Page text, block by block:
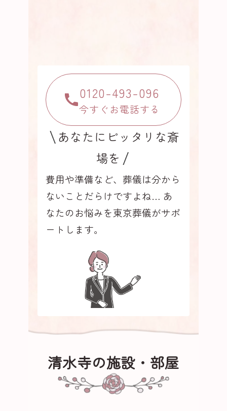
あなたにピッタリな斎
場を
費用や準備など、葬儀は分から
ないことだらけですよね… あ
なたのお悩みを東京葬儀がサポ
ートします。
0120-493-096
今すぐお電話する
清水寺の施設・部屋